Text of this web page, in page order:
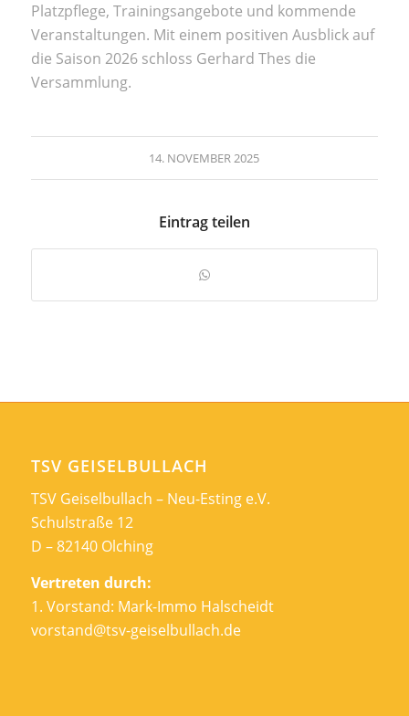
Platzpflege, Trainingsangebote und kommende
Veranstaltungen. Mit einem positiven Ausblick auf
die Saison 2026 schloss Gerhard Thes die
Versammlung.
14. NOVEMBER 2025
Eintrag teilen
TSV GEISELBULLACH
TSV Geiselbullach – Neu-Esting e.V.
Schulstraße 12
D – 82140 Olching
Vertreten durch:
1. Vorstand: Mark-Immo Halscheidt
vorstand@tsv-geiselbullach.de